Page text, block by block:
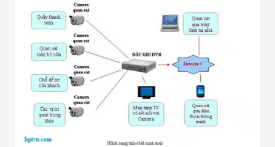
Matrixcope
Thiết Bị Ngành
Công Nghiệp
Giáo Dục
Thiết Bị Ngành
Giày Da, Túi
Xách
Dự Án Triển